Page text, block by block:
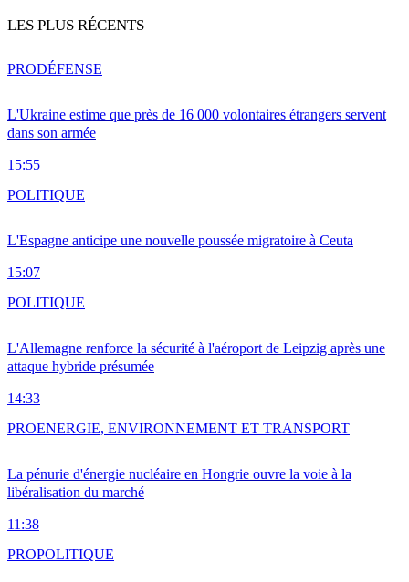
LES PLUS RÉCENTS
L'Ukraine estime que près de 16 000 volontaires étrangers servent
dans son armée
15:55
PRODÉFENSE
L'Espagne anticipe une nouvelle poussée migratoire à Ceuta
15:07
POLITIQUE
L'Allemagne renforce la sécurité à l'aéroport de Leipzig après une
attaque hybride présumée
14:33
POLITIQUE
La pénurie d'énergie nucléaire en Hongrie ouvre la voie à la
libéralisation du marché
11:38
PROENERGIE, ENVIRONNEMENT ET TRANSPORT
PROPOLITIQUE